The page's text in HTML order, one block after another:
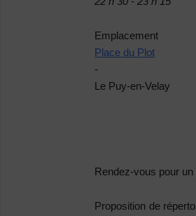
Emplacement
Place du Plot
-
Le Puy-en-Velay
Rendez-vous pour un
Proposition de